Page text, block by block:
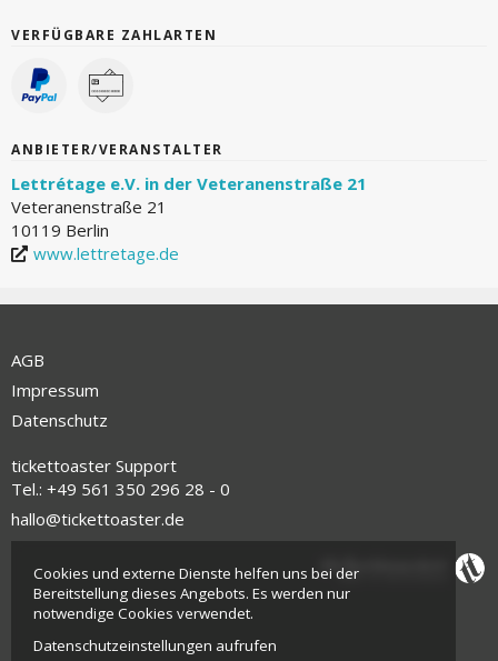
VERFÜGBARE ZAHLARTEN
ANBIETER/VERANSTALTER
Lettrétage e.V. in der Veteranenstraße 21
Veteranenstraße 21
10119 Berlin
www.lettretage.de
AGB
Impressum
Datenschutz
tickettoaster Support
Tel.: +49 561 350 296 28 - 0
hallo@tickettoaster.de
Cookies und externe Dienste helfen uns bei der
Bereitstellung dieses Angebots. Es werden nur
notwendige Cookies verwendet.
Datenschutzeinstellungen aufrufen